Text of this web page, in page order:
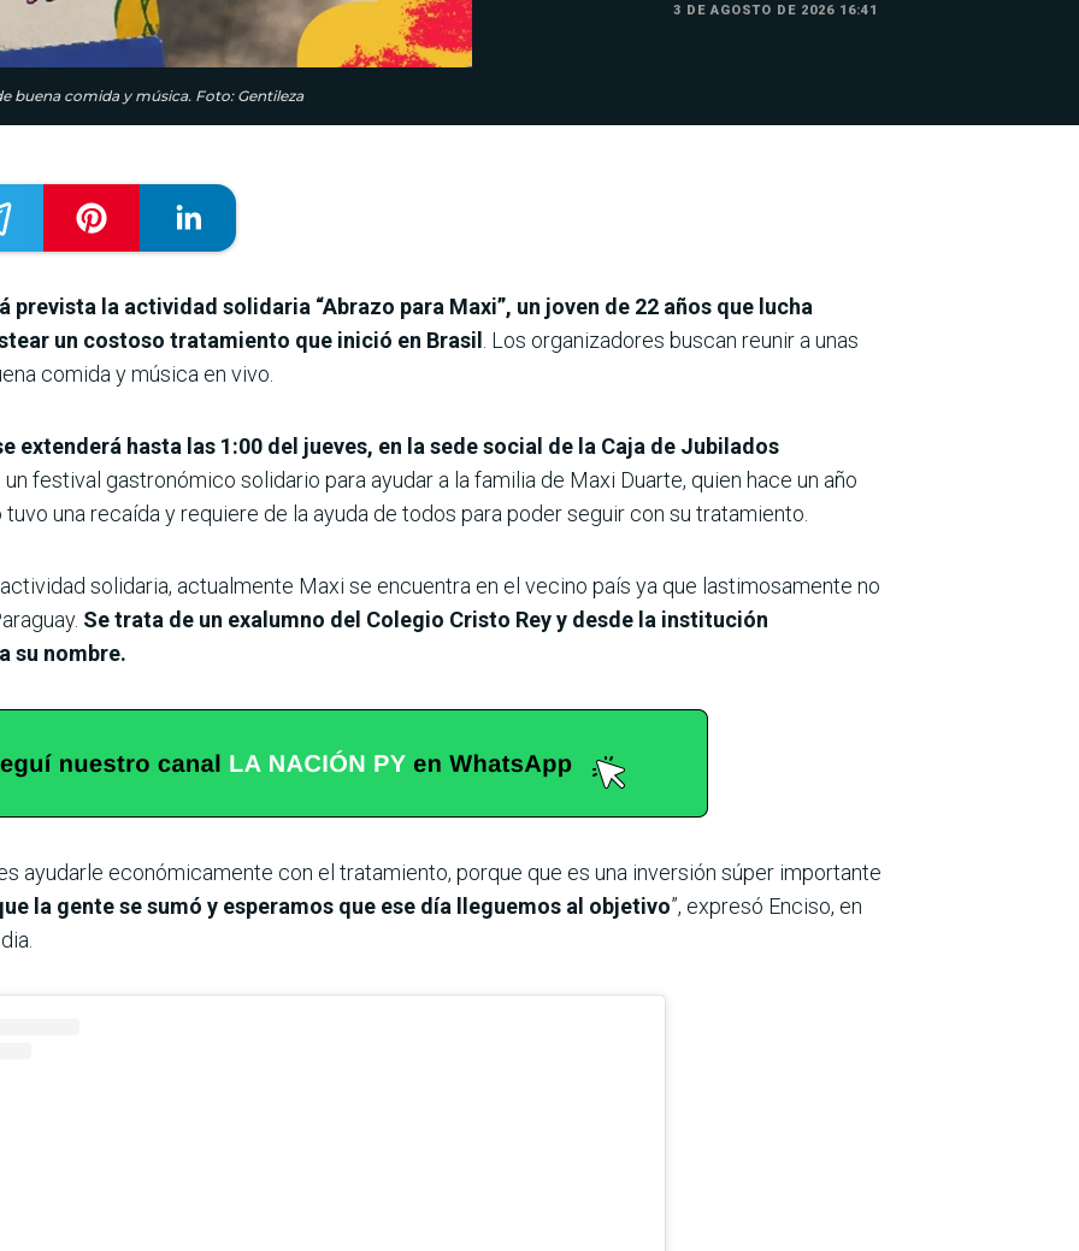
buena comida y música. Foto: Gentileza
3 DE AGOSTO DE 2026 16:41
prevista la actividad solidaria “Abrazo para Maxi”, un joven de 22 años que lucha
un costoso tratamiento que inició en Brasil . Los organizadores buscan reunir a unas
comida y música en vivo.
extenderá hasta las 1:00 del jueves, en la sede social de la Caja de Jubilados
un festival gastronómico solidario para ayudar a la familia de Maxi Duarte, quien hace un año
una recaída y requiere de la ayuda de todos para poder seguir con su tratamiento.
solidaria, actualmente Maxi se encuentra en el vecino país ya que lastimosamente no
Se trata de un exalumno del Colegio Cristo Rey y desde la institución
su nombre.
ayudarle económicamente con el tratamiento, porque que es una inversión súper importante
la gente se sumó y esperamos que ese día lleguemos al objetivo”, expresó Enciso, en